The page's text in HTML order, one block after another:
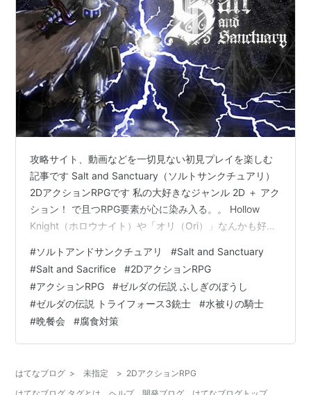
攻略サイト、動画などを一切見ない初見プレイを楽しむ
記事です Salt and Sanctuary（ソルトサンクチュアリ）
2DアクションRPGです 私の大好きなジャンル 2D ＋ アク
ション！ で且つRPG要素が心に染み入る。。 Hollow
Knight（ホロウナイト）や「オリ（Ori）」なんかも好き
ョンを求めていました 激安価格で「モータルシェル」と
他いろいろ込みで買い込んだゲーム。。 難易度について
は#2記事で語りますが… 「強化戦闘（ハード）」でやっ
ています。。 なぜかハードが「デフォルト設定」になっ
ているため、ノーマルでやりたい人…
#ソルトアンドサンクチュアリ #Salt and Sanctuary
#Salt and Sacrifice #2DアクションRPG
#アクションRPG #ゼルダの伝説 ふしぎのぼうし
#ゼルダの伝説 トライフォース3銃士 #水被りの騎士
#晩餐会 #腐食対策
はてなブログ > 未指定 > 2DアクションRPG